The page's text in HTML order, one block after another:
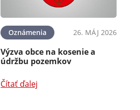
Oznámenia 26. MÁJ 2026
Výzva obce na kosenie a
údržbu pozemkov
Čítať ďalej